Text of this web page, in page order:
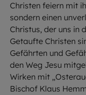
Christen feiern mit
sondern einen
Christus, der uns in
Getaufte Christen
Gefährten und
den Weg Jesu
Wirken mit
Bischof Klaus